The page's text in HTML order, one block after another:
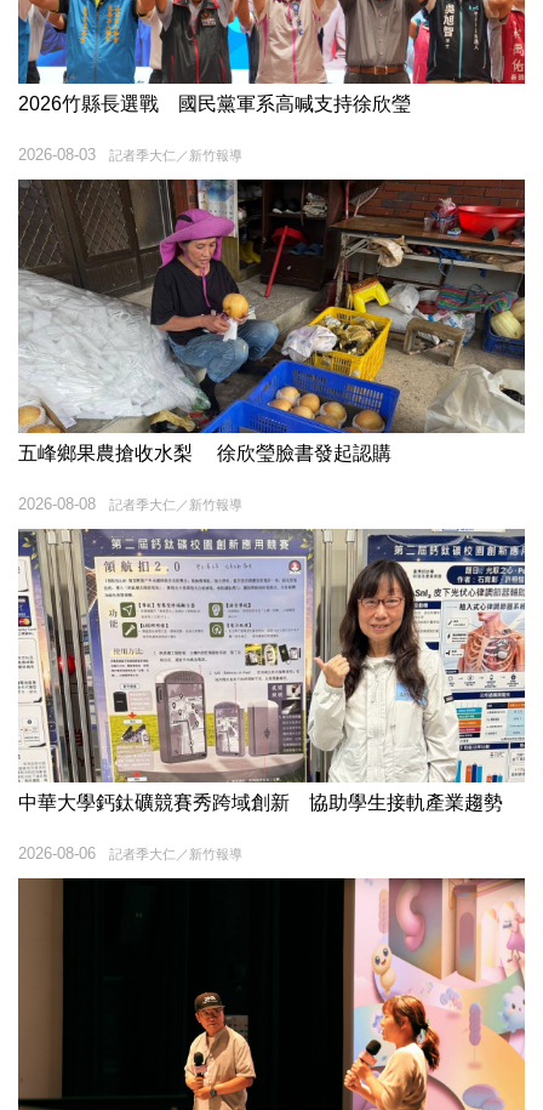
2026竹縣長選戰 國民黨軍系高喊支持徐欣瑩
記者季大仁／新竹報導
2026-08-03
五峰鄉果農搶收水梨 徐欣瑩臉書發起認購
記者季大仁／新竹報導
2026-08-08
中華大學鈣鈦礦競賽秀跨域創新 協助學生接軌產業趨勢
記者季大仁／新竹報導
2026-08-06